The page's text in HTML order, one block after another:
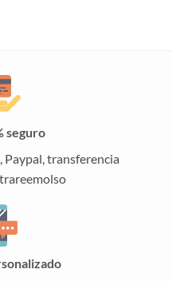
seguro
Paypal, transferencia